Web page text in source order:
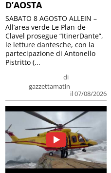
D’AOSTA
di
gazzettamatin
il 07/08/2026
SABATO 8 AGOSTO ALLEIN –
All’area verde Le Plan-de-
Clavel prosegue “ItinerDante”,
le letture dantesche, con la
partecipazione di Antonello
Pistritto (...